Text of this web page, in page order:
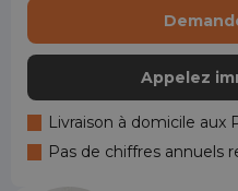
Appelez
Livraison à domicile aux
Pas de chiffres annuels